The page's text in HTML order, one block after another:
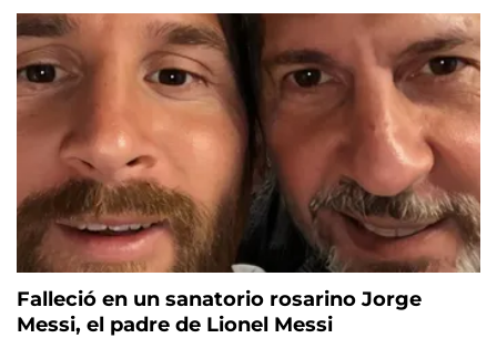
Falleció en un sanatorio rosarino Jorge
Messi, el padre de Lionel Messi